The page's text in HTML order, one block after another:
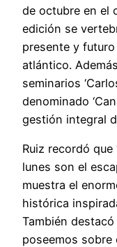
de octubre en el
edición se
presente y
atlántico.
seminarios
denominado
gestión integral
Ruiz recordó
lunes son el
muestra el
histórica
También
poseemos